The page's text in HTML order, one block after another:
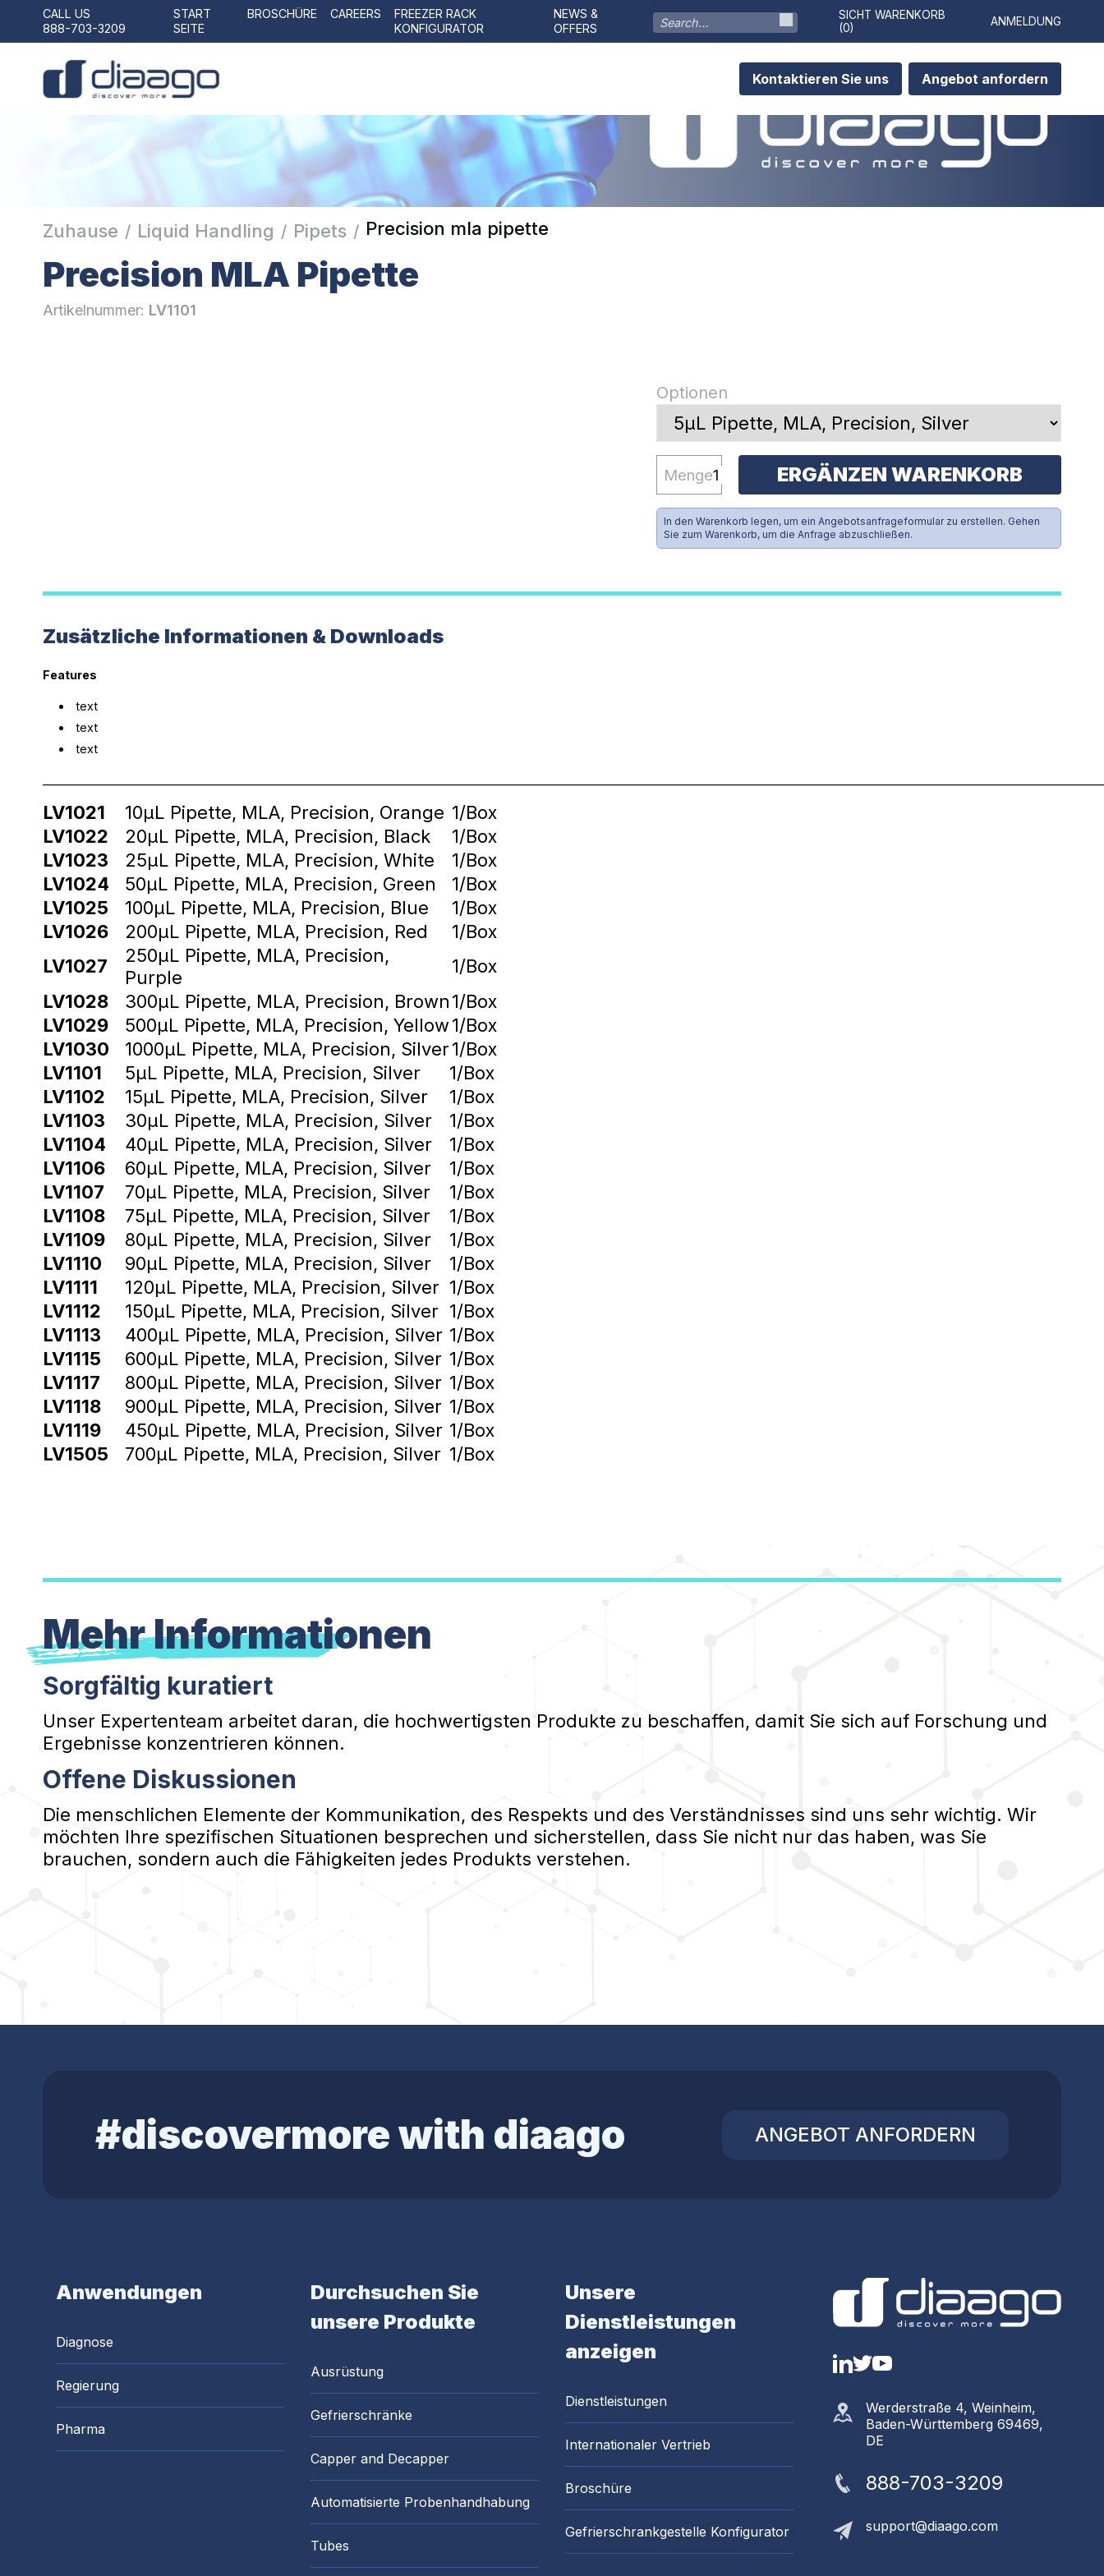
CALL US
888-703-3209
START
SEITE
BROSCHÜRE CAREERS
FREEZER RACK
KONFIGURATOR
NEWS &
OFFERS
SICHT WARENKORB
(0) ANMELDUNG
Kontaktieren Sie uns Angebot anfordern
Zuhause / Liquid Handling / Pipets / Precision mla pipette
Precision MLA Pipette
Artikelnummer: LV1101
Optionen
Menge ERGÄNZEN WARENKORB
In den Warenkorb legen, um ein Angebotsanfrageformular zu erstellen. Gehen
Sie zum Warenkorb, um die Anfrage abzuschließen.
Zusätzliche Informationen & Downloads
Features
text
text
text
LV1021 10µL Pipette, MLA, Precision, Orange 1/Box
LV1022
20µL Pipette, MLA, Precision, Black
1/Box
LV1023
25µL Pipette, MLA, Precision, White
1/Box
LV1024
50µL Pipette, MLA, Precision, Green
1/Box
LV1025
100µL Pipette, MLA, Precision, Blue
1/Box
LV1026
200µL Pipette, MLA, Precision, Red
1/Box
LV1027
250µL Pipette, MLA, Precision,
Purple
1/Box
LV1028
300µL Pipette, MLA, Precision, Brown1/Box
LV1029
500µL Pipette, MLA, Precision, Yellow1/Box
LV1030
1000µL Pipette, MLA, Precision, Silver1/Box
LV1101
5µL Pipette, MLA, Precision, Silver
1/Box
LV1102
15µL Pipette, MLA, Precision, Silver
1/Box
LV1103
30µL Pipette, MLA, Precision, Silver
1/Box
LV1104
40µL Pipette, MLA, Precision, Silver
1/Box
LV1106
60µL Pipette, MLA, Precision, Silver
1/Box
LV1107
70µL Pipette, MLA, Precision, Silver
1/Box
LV1108
75µL Pipette, MLA, Precision, Silver
1/Box
LV1109
80µL Pipette, MLA, Precision, Silver
1/Box
LV1110
90µL Pipette, MLA, Precision, Silver
1/Box
LV1111
120µL Pipette, MLA, Precision, Silver 1/Box
LV1112
150µL Pipette, MLA, Precision, Silver 1/Box
LV1113
400µL Pipette, MLA, Precision, Silver 1/Box
LV1115
600µL Pipette, MLA, Precision, Silver 1/Box
LV1117
800µL Pipette, MLA, Precision, Silver 1/Box
LV1118
900µL Pipette, MLA, Precision, Silver 1/Box
LV1119
450µL Pipette, MLA, Precision, Silver 1/Box
LV1505
700µL Pipette, MLA, Precision, Silver 1/Box
Mehr Informationen
Sorgfältig kuratiert
Unser Expertenteam arbeitet daran, die hochwertigsten Produkte zu beschaffen, damit Sie sich auf Forschung und
Ergebnisse konzentrieren können.
Offene Diskussionen
Die menschlichen Elemente der Kommunikation, des Respekts und des Verständnisses sind uns sehr wichtig. Wir
möchten Ihre spezifischen Situationen besprechen und sicherstellen, dass Sie nicht nur das haben, was Sie
brauchen, sondern auch die Fähigkeiten jedes Produkts verstehen.
#discovermore with diaago ANGEBOT ANFORDERN
Anwendungen
Diagnose
Regierung
Pharma
Durchsuchen Sie
unsere Produkte
Ausrüstung
Gefrierschränke
Capper and Decapper
Automatisierte Probenhandhabung
Tubes
Unsere
Dienstleistungen
anzeigen
Dienstleistungen
Internationaler Vertrieb
Broschüre
Gefrierschrankgestelle Konfigurator
LinkedIn
Twitter
YouTube
Werderstraße 4, Weinheim,
Baden-Württemberg 69469,
DE
888-703-3209
support@diaago.com